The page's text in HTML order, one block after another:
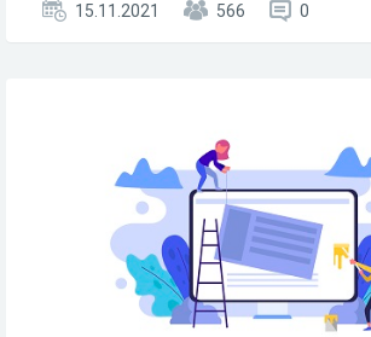
15.11.2021 566 0